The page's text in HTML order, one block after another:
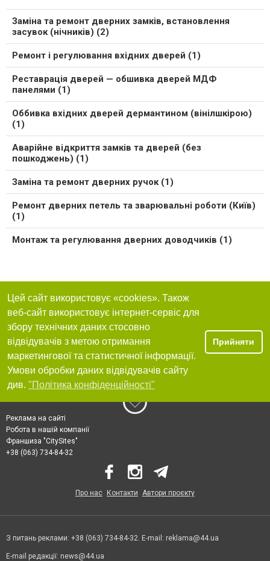
Заміна та ремонт дверних замків, встановлення
засувок (нічників) (2)
Ремонт і регулювання вхідних дверей (1)
Реставрація дверей — обшивка дверей МДФ
панелями (1)
Оббивка вхідних дверей дермантином (вінілшкірою)
(1)
Аварійне відкриття замків та дверей (без
пошкоджень) (1)
Заміна та ремонт дверних ручок (1)
Ремонт дверних петель та зварювальні роботи (Київ)
(1)
Монтаж та регулювання дверних доводчиків (1)
Цей сайт використовує «cookies». Також
веб-сайт використовує інтернет-сервіс для
збору технічних даних стосовно
відвідувачів з метою отримання
маркетингової та статистичної інформації.
Умови обробки даних відвідувачів сайту
див. "Політика конфіденційності"
Прийняти
Реклама на сайті
Робота в нашій компанії
Франшиза "CitySites"
+38 (063) 734-84-32
Про нас Контакти Автори проєкту
З питань реклами: +38 (063) 734-84-32. E-mail: reklama@44.ua
E-mail редакції: news@44.ua